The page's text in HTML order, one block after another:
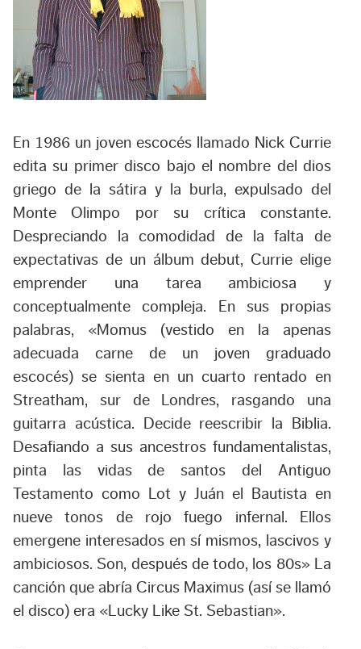
En 1986 un joven escocés llamado Nick Currie
edita su primer disco bajo el nombre del dios
griego de la sátira y la burla, expulsado del
Monte Olimpo por su crítica constante.
Despreciando la comodidad de la falta de
expectativas de un álbum debut, Currie elige
emprender una tarea ambiciosa y
conceptualmente compleja. En sus propias
palabras, «Momus (vestido en la apenas
adecuada carne de un joven graduado
escocés) se sienta en un cuarto rentado en
Streatham, sur de Londres, rasgando una
guitarra acústica. Decide reescribir la Biblia.
Desafiando a sus ancestros fundamentalistas,
pinta las vidas de santos del Antiguo
Testamento como Lot y Juán el Bautista en
nueve tonos de rojo fuego infernal. Ellos
emergene interesados en sí mismos, lascivos y
ambiciosos. Son, después de todo, los 80s» La
canción que abría Circus Maximus (así se llamó
el disco) era «Lucky Like St. Sebastian».